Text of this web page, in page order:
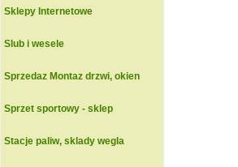
Sklepy Internetowe
Slub i wesele
Sprzedaz Montaz drzwi, okien
Sprzet sportowy - sklep
Stacje paliw, sklady wegla